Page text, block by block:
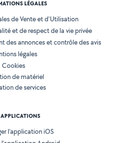
LÉGALES
de Vente et d'Utilisation
et de respect de la vie privée
des annonces et contrôle des avis
légales
Cookies
de matériel
de services
l’application iOS